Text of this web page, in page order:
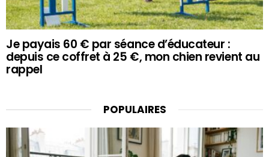
Je payais 60 € par séance d’éducateur :
depuis ce coffret à 25 €, mon chien revient au
rappel
POPULAIRES